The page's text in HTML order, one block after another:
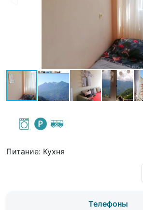
Питание: Кухня
Телефоны